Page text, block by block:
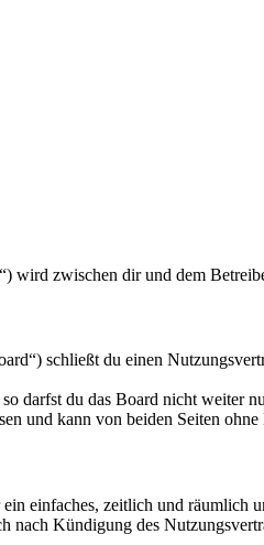
zwischen dir und dem
schließt du einen
darfst du das Board nicht weiter
und kann von beiden Seiten
einfaches, zeitlich und räumlich
nach Kündigung des